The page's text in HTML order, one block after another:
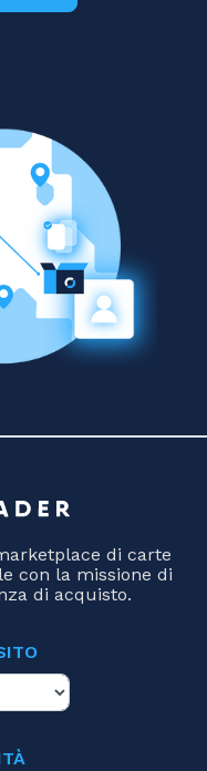
di carte
con la missione di
di acquisto.